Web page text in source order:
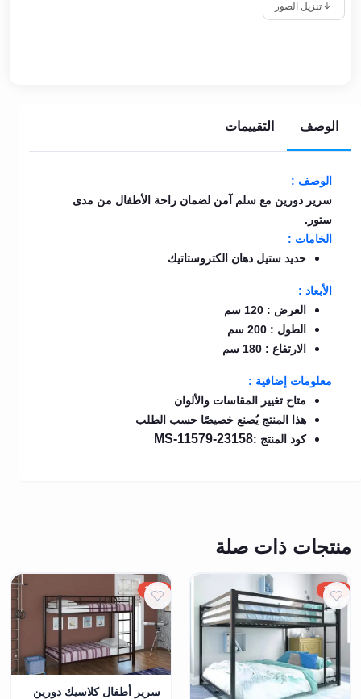
تنزيل الصور
الوصف التقييمات
الوصف :
سرير دورين مع سلم آمن لضمان راحة الأطفال من مدى
ستور.
الخامات :
حديد ستيل دهان الكتروستاتيك
الأبعاد :
العرض : 120 سم
الطول : 200 سم
الارتفاع : 180 سم
معلومات إضافية :
متاح تغيير المقاسات والألوان
هذا المنتج يُصنع خصيصًا حسب الطلب
كود المنتج :MS-11579-23158
منتجات ذات صلة
15%
15%
سرير أطفال كلاسيك دورين